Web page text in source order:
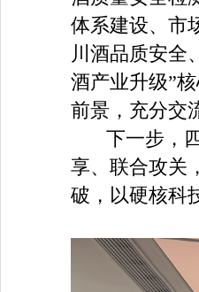
体系建设、市
川酒品质安全
酒产业升级”
前景，充分交
下一步，
享、联合攻关
破，以硬核科